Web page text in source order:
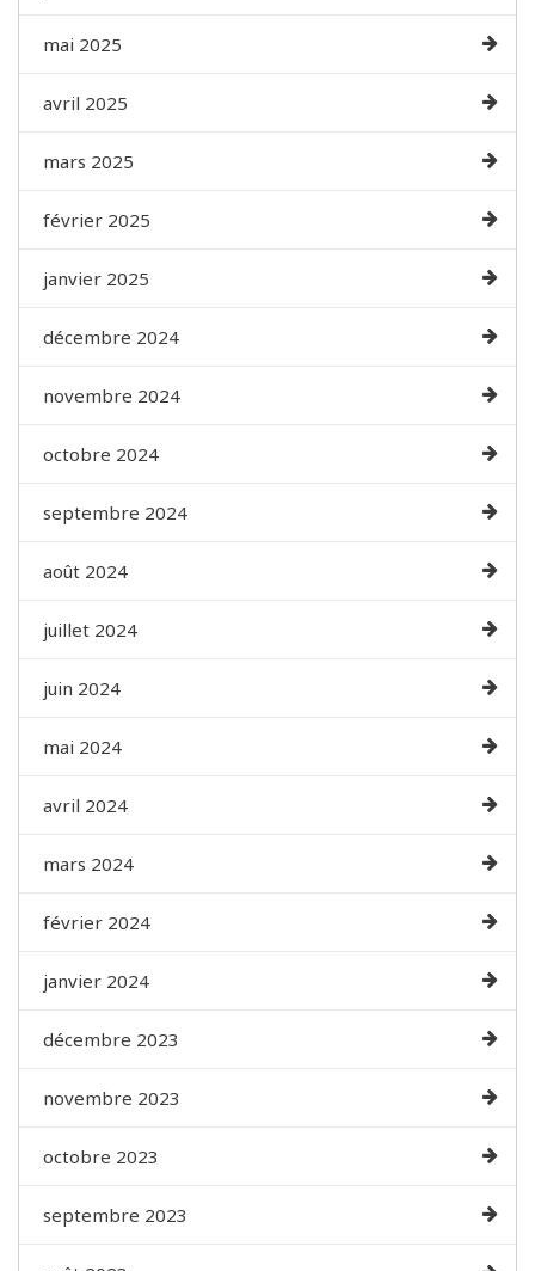
mai 2025
avril 2025
mars 2025
février 2025
janvier 2025
décembre 2024
novembre 2024
octobre 2024
septembre 2024
août 2024
juillet 2024
juin 2024
mai 2024
avril 2024
mars 2024
février 2024
janvier 2024
décembre 2023
novembre 2023
octobre 2023
septembre 2023